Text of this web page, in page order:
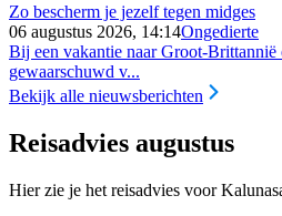
Zo bescherm je jezelf tegen midges
06 augustus 2026, 14:14Ongedierte
Bij een vakantie naar Groot-
gewaarschuwd v...
Bekijk alle nieuwsberichten
Reisadvies augustus
Hier zie je het reisadvies voor